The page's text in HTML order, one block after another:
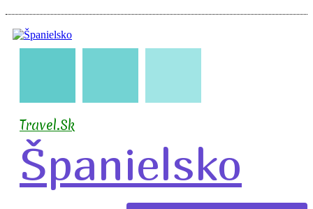
🇪🇸
Travel.Sk
Španielsko